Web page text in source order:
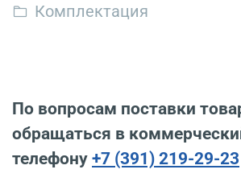
Комплектация
По вопросам поставки
обращаться в
телефону +7 (391) 219-29-23